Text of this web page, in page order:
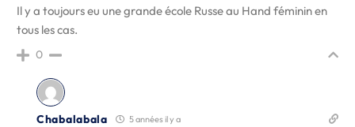
Il y a toujours eu une grande école Russe au Hand féminin en
tous les cas.
0
Chabalabala 5 années il y a